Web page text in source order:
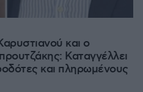
και ο
Καταγγέλλει
και πληρωμένους